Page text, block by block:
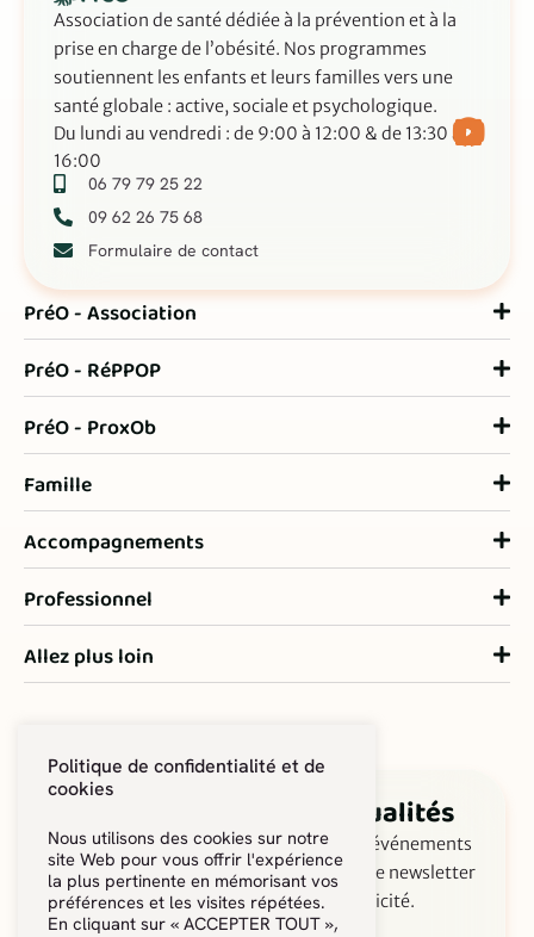
Association de santé dédiée à la prévention et à la
prise en charge de l’obésité. Nos programmes
soutiennent les enfants et leurs familles vers une
santé globale : active, sociale et psychologique.
Du lundi au vendredi : de 9:00 à 12:00 & de 13:30 à
16:00
06 79 79 25 22
09 62 26 75 68
Formulaire de contact
PréO - Association
PréO - RéPPOP
PréO - ProxOb
Famille
Accompagnements
Professionnel
Allez plus loin
Suivez les dernières actualités
Ne manquez rien des actus, astuces et événements
de PréO Obésité ! Inscrivez-vous à notre newsletter
pour avancer ensemble, en toute simplicité.
Politique de confidentialité et de
cookies
Nous utilisons des cookies sur notre
site Web pour vous offrir l'expérience
la plus pertinente en mémorisant vos
préférences et les visites répétées.
En cliquant sur « ACCEPTER TOUT »,